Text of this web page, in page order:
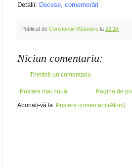
Detalii: Decese, comemorări
Publicat de Constantin Mădularu la 22:14
Niciun comentariu:
Trimiteți un comentariu
Postare mai nouă
Pagina de
Abonați-vă la: Postare comentarii (Atom)